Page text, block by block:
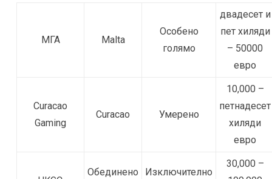
МГА Malta
Особено
голямо
двадесет и
пет хиляди
– 50000
евро
Curacao
Gaming
Curacao Умерено
10,000 –
петнадесет
хиляди
евро
Обединено Изключително
30,000 –